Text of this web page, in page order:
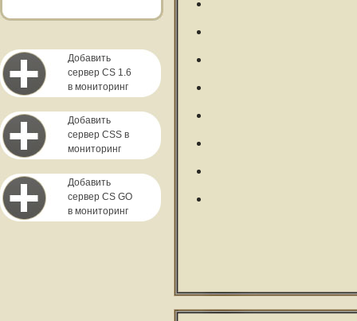
Добавить
сервер CS 1.6
в мониторинг
Добавить
сервер CSS в
мониторинг
Добавить
сервер CS GO
в мониторинг